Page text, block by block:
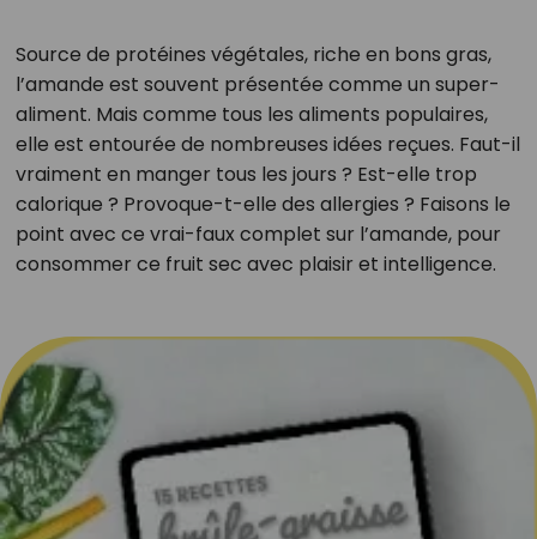
Source de protéines végétales, riche en bons gras,
l’amande est souvent présentée comme un super-
aliment. Mais comme tous les aliments populaires,
elle est entourée de nombreuses idées reçues. Faut-il
vraiment en manger tous les jours ? Est-elle trop
calorique ? Provoque-t-elle des allergies ? Faisons le
point avec ce vrai-faux complet sur l’amande, pour
consommer ce fruit sec avec plaisir et intelligence.